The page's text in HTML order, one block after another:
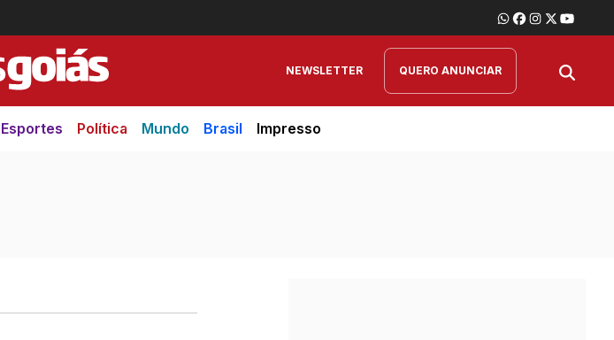
NEWSLETTER QUERO ANUNCIAR
Esportes Política Mundo Brasil Impresso